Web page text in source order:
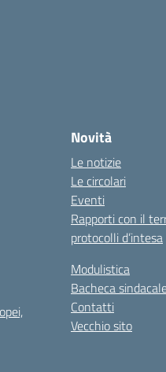
Novità
Le notizie
Le circolari
Eventi
Rapporti con il
protocolli d’intesa
Modulistica
Bacheca
Contatti
Vecchio sito